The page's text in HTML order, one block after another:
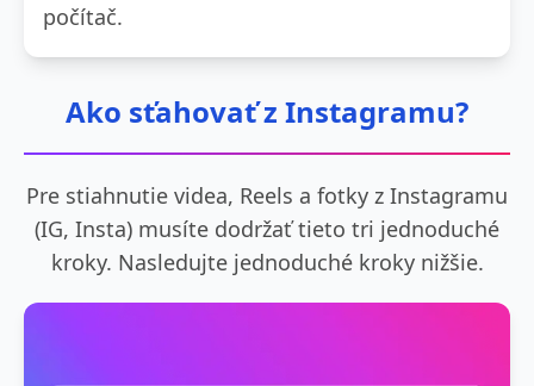
počítač.
Ako sťahovať z Instagramu?
Pre stiahnutie videa, Reels a fotky z Instagramu
(IG, Insta) musíte dodržať tieto tri jednoduché
kroky. Nasledujte jednoduché kroky nižšie.